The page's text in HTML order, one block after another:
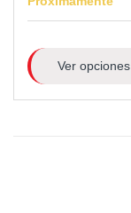
Ver opciones